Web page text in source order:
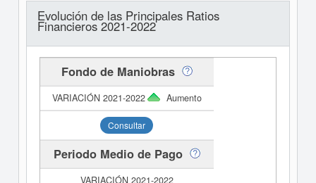
Evolución de las Principales Ratios
Financieros 2021-2022
Fondo de Maniobras
Aumento
Consultar
Periodo Medio de Pago